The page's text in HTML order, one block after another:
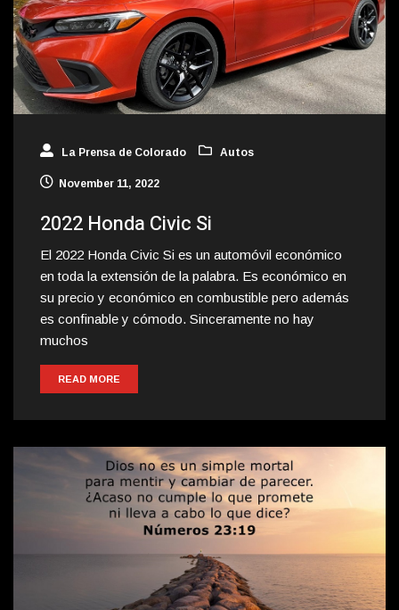
La Prensa de Colorado Autos
November 11, 2022
2022 Honda Civic Si
El 2022 Honda Civic Si es un automóvil económico
en toda la extensión de la palabra. Es económico en
su precio y económico en combustible pero además
es confinable y cómodo. Sinceramente no hay
muchos
READ MORE